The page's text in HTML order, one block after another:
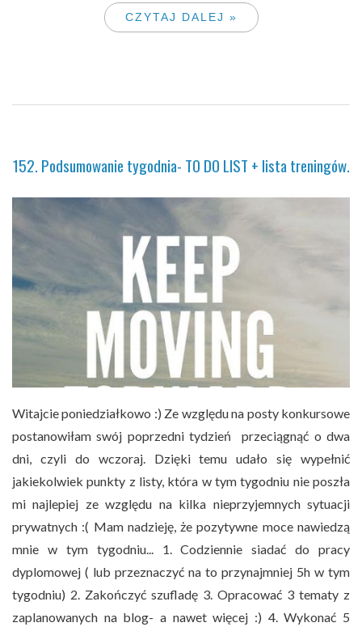
CZYTAJ DALEJ »
152. Podsumowanie tygodnia- TO DO LIST + lista treningów.
Witajcie poniedziałkowo :) Ze względu na posty konkursowe
postanowiłam swój poprzedni tydzień przeciągnąć o dwa
dni, czyli do wczoraj. Dzięki temu udało się wypełnić
jakiekolwiek punkty z listy, która w tym tygodniu nie poszła
mi najlepiej ze względu na kilka nieprzyjemnych sytuacji
prywatnych :( Mam nadzieję, że pozytywne moce nawiedzą
mnie w tym tygodniu... 1. Codziennie siadać do pracy
dyplomowej ( lub przeznaczyć na to przynajmniej 5h w tym
tygodniu) 2. Zakończyć szufladę 3. Opracować 3 tematy z
zaplanowanych na blog- a nawet więcej :) 4. Wykonać 5